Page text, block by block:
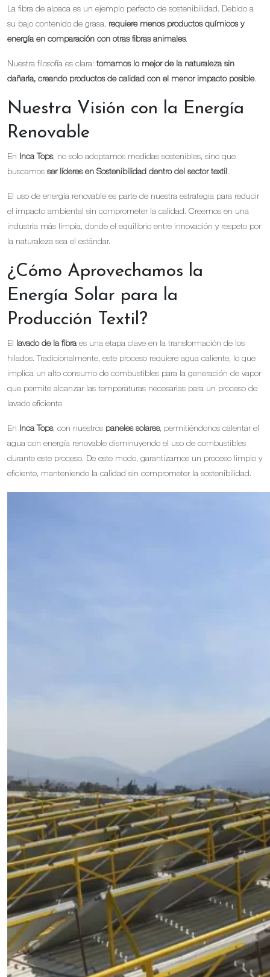
La fibra de alpaca es un ejemplo perfecto de sostenibilidad. Debido a
su bajo contenido de grasa, requiere menos productos químicos y
energía en comparación con otras fibras animales.
Nuestra filosofía es clara: tomamos lo mejor de la naturaleza sin
dañarla, creando productos de calidad con el menor impacto posible.
Nuestra Visión con la Energía
Renovable
En Inca Tops, no solo adoptamos medidas sostenibles, sino que
buscamos ser líderes en Sostenibilidad dentro del sector textil.
El uso de energía renovable es parte de nuestra estrategia para reducir
el impacto ambiental sin comprometer la calidad. Creemos en una
industria más limpia, donde el equilibrio entre innovación y respeto por
la naturaleza sea el estándar.
¿Cómo Aprovechamos la
Energía Solar para la
Producción Textil?
El lavado de la fibraes una etapa clave en la transformación de los
hilados. Tradicionalmente, este proceso requiere agua caliente, lo que
implica un alto consumo de combustibles para la generación de vapor
que permite alcanzar las temperaturas necesarias para un proceso de
lavado eficiente
En Inca Tops, con nuestros paneles solares, permitiéndonos calentar el
agua con energía renovable disminuyendo el uso de combustibles
durante este proceso. De este modo, garantizamos un proceso limpio y
eficiente, manteniendo la calidad sin comprometer la sostenibilidad.